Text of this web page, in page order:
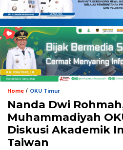
Home / OKU Timur
Nanda Dwi
Muhammadiyah
Diskusi Akademik
Taiwan